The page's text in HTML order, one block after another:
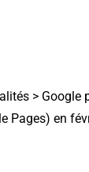
> Google
Pages) en